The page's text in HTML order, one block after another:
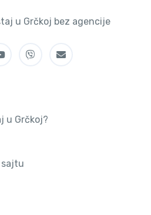
u Grčkoj bez agencije
u Grčkoj?
sajtu